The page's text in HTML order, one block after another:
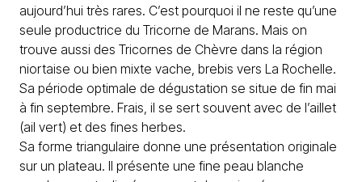
aujourd’hui très rares. C’est pourquoi il ne reste qu’une
seule productrice du Tricorne de Marans. Mais on
trouve aussi des Tricornes de Chèvre dans la région
niortaise ou bien mixte vache, brebis vers La Rochelle.
Sa période optimale de dégustation se situe de fin mai
à fin septembre. Frais, il se sert souvent avec de l’aillet
(ail vert) et des fines herbes.
Sa forme triangulaire donne une présentation originale
sur un plateau. Il présente une fine peau blanche